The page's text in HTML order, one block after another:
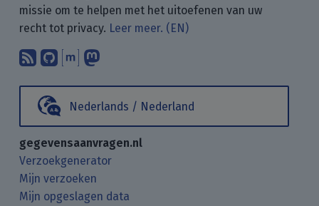
missie om te helpen met het uitoefenen van uw
recht tot privacy. Leer meer. (EN)
Abonneer op onze blogposts met
Vind ons op GitHub.
Praat met ons via Matrix.
Nederlands / Nederland
gegevensaanvragen.nl
Verzoekgenerator
Mijn verzoeken
Mijn opgeslagen data